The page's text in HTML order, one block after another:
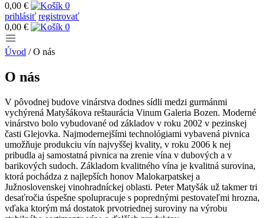
0,00 €
0
prihlásiť registrovať
0,00 €
0
Úvod /O nás
O nás
V pôvodnej budove vinárstva dodnes sídli medzi gurmánmi
vychýrená Matyšákova reštaurácia Vinum Galeria Bozen. Moderné
vinárstvo bolo vybudované od základov v roku 2002 v pezinskej
časti Glejovka. Najmodernejšími technológiami vybavená pivnica
umožňuje produkciu vín najvyššej kvality, v roku 2006 k nej
pribudla aj samostatná pivnica na zrenie vína v dubových a v
barikových sudoch. Základom kvalitného vína je kvalitná surovina,
ktorá pochádza z najlepších honov Malokarpatskej a
Južnoslovenskej vinohradníckej oblasti. Peter Matyšák už takmer tri
desaťročia úspešne spolupracuje s poprednými pestovateľmi hrozna,
vďaka ktorým má dostatok prvotriednej suroviny na výrobu